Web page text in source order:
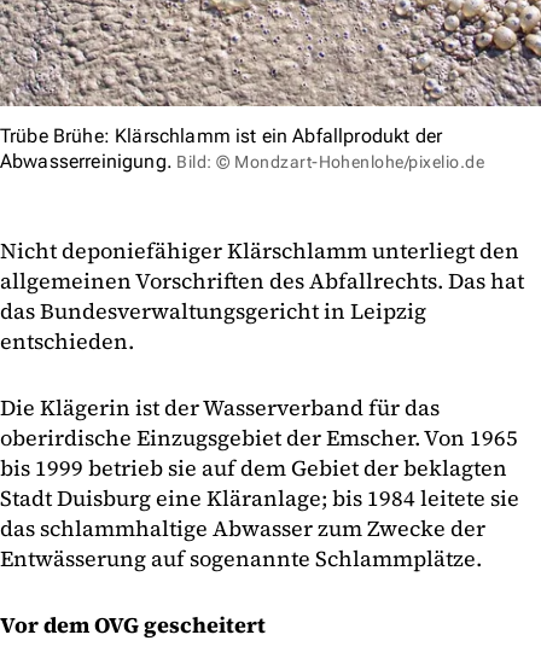
Trübe Brühe: Klärschlamm ist ein Abfallprodukt der
Abwasserreinigung. Bild: © Mondzart-Hohenlohe/pixelio.de
Nicht deponiefähiger Klärschlamm unterliegt den
allgemeinen Vorschriften des Abfallrechts. Das hat
das Bundesverwaltungsgericht in Leipzig
entschieden.
Die Klägerin ist der Wasserverband für das
oberirdische Einzugsgebiet der Emscher. Von 1965
bis 1999 betrieb sie auf dem Gebiet der beklagten
Stadt Duisburg eine Kläranlage; bis 1984 leitete sie
das schlammhaltige Abwasser zum Zwecke der
Entwässerung auf sogenannte Schlammplätze.
Vor dem OVG gescheitert